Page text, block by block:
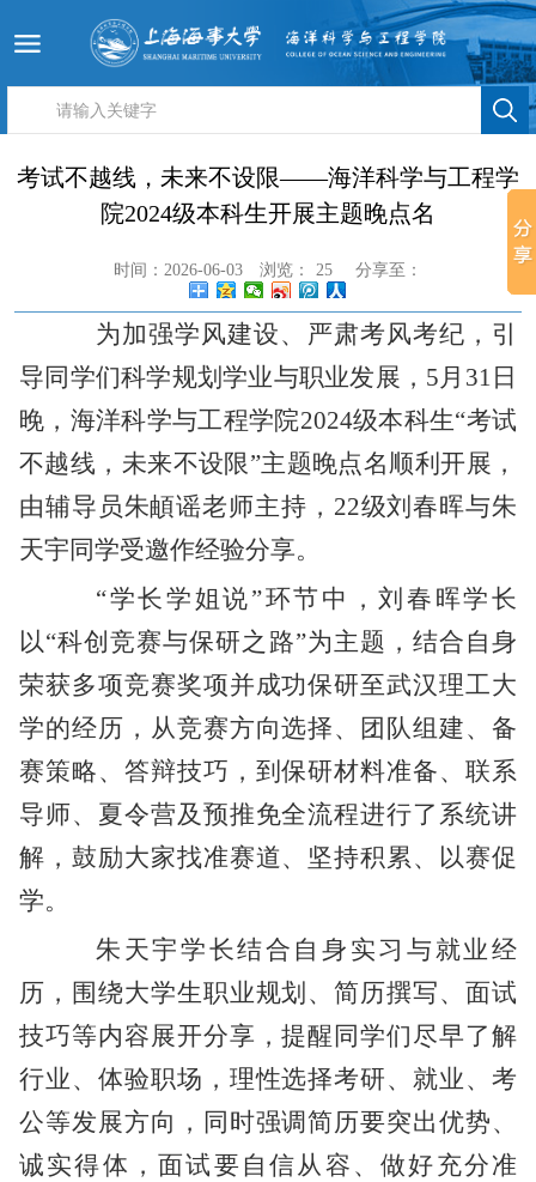
考试不越线，未来不设限——海洋科学与工程学
院2024级本科生开展主题晚点名
时间：2026-06-03 浏览： 25 分享至：
为加强学风建设、严肃考风考纪，引
导同学们科学规划学业与职业发展， 5月31日
晚，海洋科学与工程学院2024级本科生“考试
不越线，未来不设限”主题晚点名顺利开展，
由辅导员朱頔谣老师主持，22级刘春晖与朱
天宇同学受邀作经验分享。
“学长学姐说”环节中，刘春晖学长
以“科创竞赛与保研之路”为主题，结合自身
荣获多项竞赛奖项并成功保研至武汉理工大
学的经历，从竞赛方向选择、团队组建、备
赛策略、答辩技巧，到保研材料准备、联系
导师、夏令营及预推免全流程进行了系统讲
解，鼓励大家找准赛道、坚持积累、以赛促
学。
朱天宇学长结合自身实习与就业经
历，围绕大学生职业规划、简历撰写、面试
技巧等内容展开分享，提醒同学们尽早了解
行业、体验职场，理性选择考研、就业、考
公等发展方向，同时强调简历要突出优势、
诚实得体，面试要自信从容、做好充分准